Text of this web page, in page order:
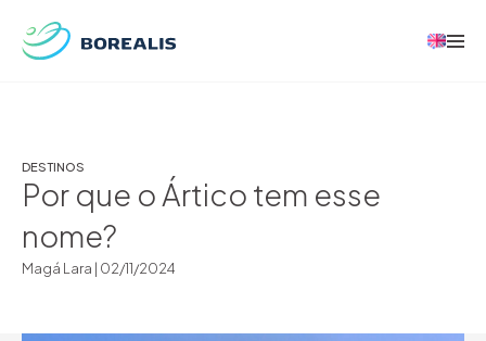
DESTINOS
Por que o Ártico tem esse
nome?
Magá Lara | 02/11/2024